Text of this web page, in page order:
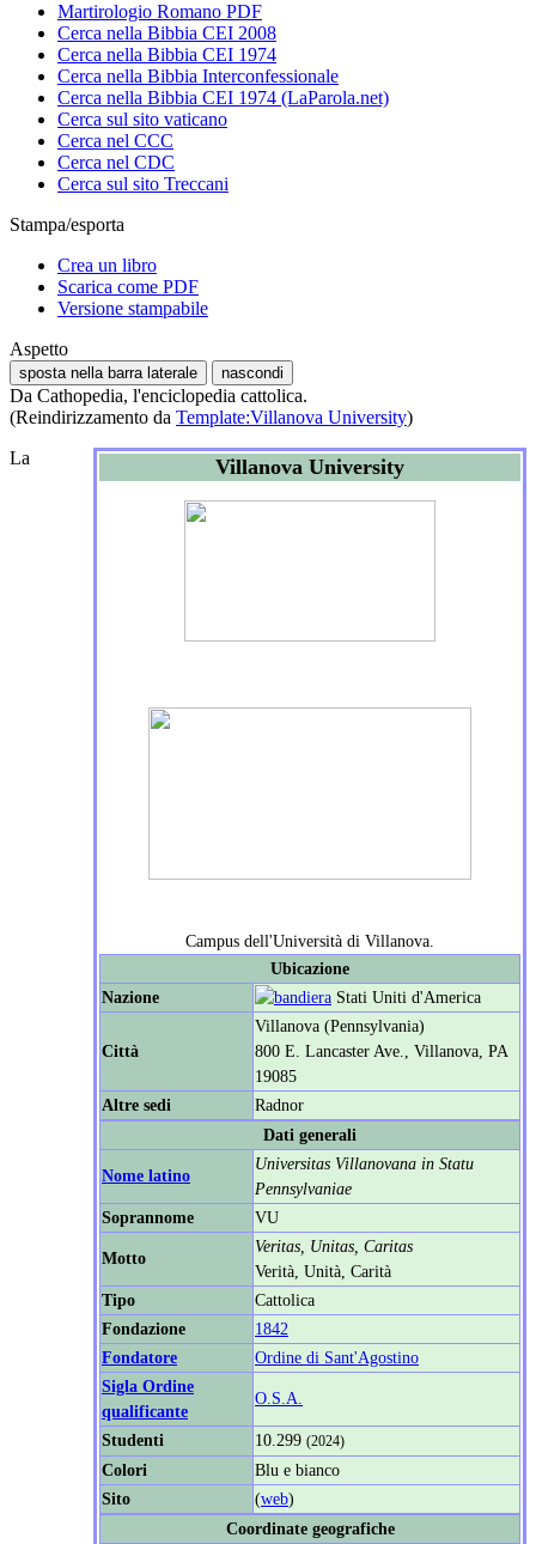
Martirologio Romano PDF
Cerca nella Bibbia CEI 2008
Cerca nella Bibbia CEI 1974
Cerca nella Bibbia Interconfessionale
Cerca nella Bibbia CEI 1974 (LaParola.net)
Cerca sul sito vaticano
Cerca nel CCC
Cerca nel CDC
Cerca sul sito Treccani
Stampa/esporta
Crea un libro
Scarica come PDF
Versione stampabile
Aspetto
sposta nella barra laterale nascondi
Da Cathopedia, l'enciclopedia cattolica.
(Reindirizzamento da Template:Villanova University)
Villanova University
Campus dell'Università di Villanova.
Ubicazione
Nazione
Stati Uniti d'America
Città
Villanova (Pennsylvania)
800 E. Lancaster Ave., Villanova, PA
19085
Altre sedi
Radnor
Dati generali
Nome latino
Universitas Villanovana in Statu
Pennsylvaniae
Soprannome
VU
Motto
Veritas, Unitas, Caritas
Verità, Unità, Carità
Tipo
Cattolica
Fondazione
1842
Fondatore
Ordine di Sant'Agostino
Sigla Ordine
qualificante
O.S.A.
Studenti 10.299 (2024)
Colori
Blu e bianco
Sito
(web)
Coordinate geografiche
La